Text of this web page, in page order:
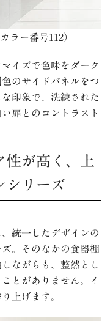
ラー番号112）
イズで色味をダーク
のサイドパネルをつ
印象で、洗練された
扉とのコントラスト
性が高く、上
シリーズ
統一したデザインの
。そのなかの食器棚
ながらも、整然とし
とがありません。イ
上げます。